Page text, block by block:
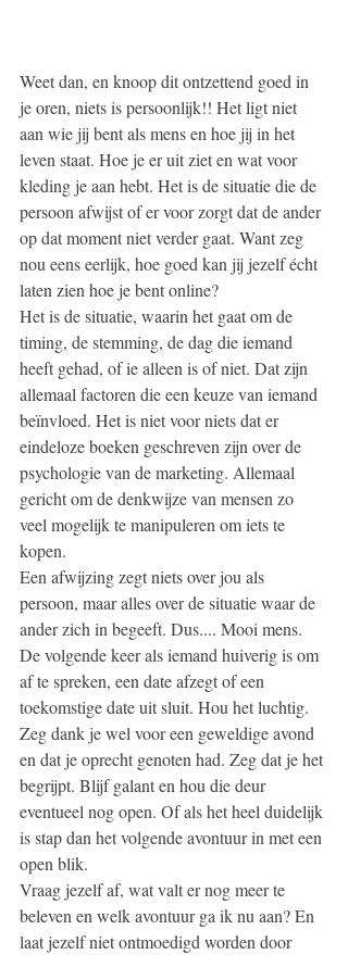
Weet dan, en knoop dit ontzettend goed in
je oren, niets is persoonlijk!! Het ligt niet
aan wie jij bent als mens en hoe jij in het
leven staat. Hoe je er uit ziet en wat voor
kleding je aan hebt. Het is de situatie die de
persoon afwijst of er voor zorgt dat de ander
op dat moment niet verder gaat. Want zeg
nou eens eerlijk, hoe goed kan jij jezelf écht
laten zien hoe je bent online?
Het is de situatie, waarin het gaat om de
timing, de stemming, de dag die iemand
heeft gehad, of ie alleen is of niet. Dat zijn
allemaal factoren die een keuze van iemand
beïnvloed. Het is niet voor niets dat er
eindeloze boeken geschreven zijn over de
psychologie van de marketing. Allemaal
gericht om de denkwijze van mensen zo
veel mogelijk te manipuleren om iets te
kopen.
Een afwijzing zegt niets over jou als
persoon, maar alles over de situatie waar de
ander zich in begeeft. Dus.... Mooi mens.
De volgende keer als iemand huiverig is om
af te spreken, een date afzegt of een
toekomstige date uit sluit. Hou het luchtig.
Zeg dank je wel voor een geweldige avond
en dat je oprecht genoten had. Zeg dat je het
begrijpt. Blijf galant en hou die deur
eventueel nog open. Of als het heel duidelijk
is stap dan het volgende avontuur in met een
open blik.
Vraag jezelf af, wat valt er nog meer te
beleven en welk avontuur ga ik nu aan? En
laat jezelf niet ontmoedigd worden door